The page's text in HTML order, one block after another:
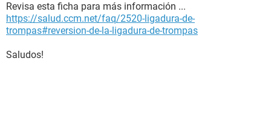
Revisa esta ficha para más información ...
https://salud.ccm.net/faq/2520-ligadura-de-
trompas#reversion-de-la-ligadura-de-trompas
Saludos!